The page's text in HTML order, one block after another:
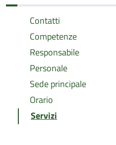
Contatti
Competenze
Responsabile
Personale
Sede principale
Orario
Servizi